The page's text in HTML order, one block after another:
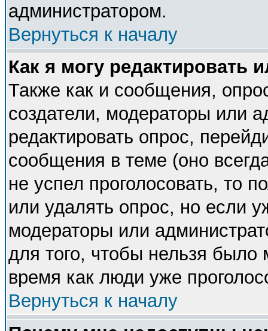
администратором.
Вернуться к началу
Как я могу редактировать
Также как и сообщения,
создатели, модераторы или
редактировать опрос,
сообщения в теме (оно
не успел проголосовать, то
или удалять опрос, но если
модераторы или
для того, чтобы нельзя было
время как люди уже
Вернуться к началу